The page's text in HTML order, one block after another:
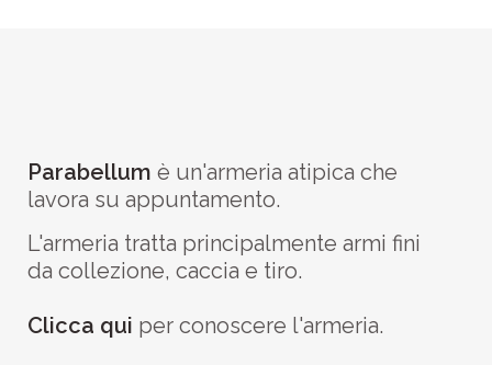
Parabellum è un'armeria atipica che
lavora su appuntamento.
L'armeria tratta principalmente armi fini
da collezione, caccia e tiro.
Clicca qui per conoscere l'armeria.